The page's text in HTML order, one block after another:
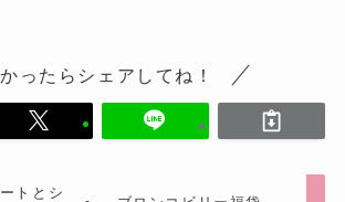
ったらシェアしてね！
トとシ